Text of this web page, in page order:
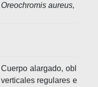
Oreochromis aureus,
Cuerpo alargado,
verticales regulares en la